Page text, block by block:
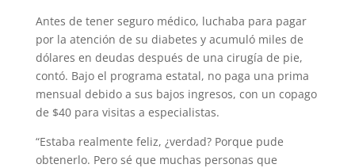
Antes de tener seguro médico, luchaba para pagar
por la atención de su diabetes y acumuló miles de
dólares en deudas después de una cirugía de pie,
contó. Bajo el programa estatal, no paga una prima
mensual debido a sus bajos ingresos, con un copago
de $40 para visitas a especialistas.
“Estaba realmente feliz, ¿verdad? Porque pude
obtenerlo. Pero sé que muchas personas que